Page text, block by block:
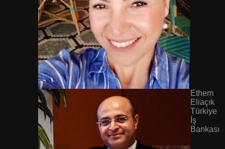
Ethem
Eliaçık
Türkiye
İş
Bankası